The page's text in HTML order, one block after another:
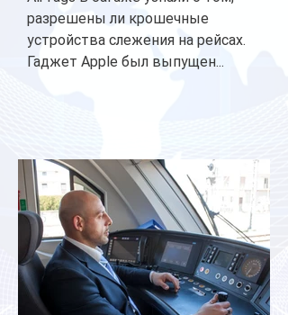
разрешены ли крошечные
устройства слежения на рейсах.
Гаджет Apple был выпущен...